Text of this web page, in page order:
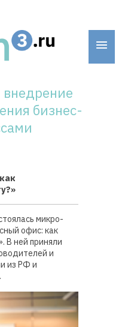
внедрение
бизнес-
микро-
офис: как
В ней приняли
и
из РФ и